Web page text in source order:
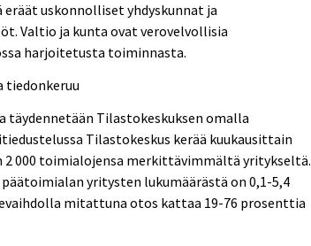
uskonnolliset yhdyskunnat ja
Valtio ja kunta ovat verovelvollisia
harjoitetusta toiminnasta.
tiedonkeruu
täydennetään Tilastokeskuksen omalla
Tilastokeskus kerää kuukausittain
000 toimialojensa merkittävimmältä yritykseltä.
yritysten lukumäärästä on 0,1-5,4
mitattuna otos kattaa 19-76 prosenttia